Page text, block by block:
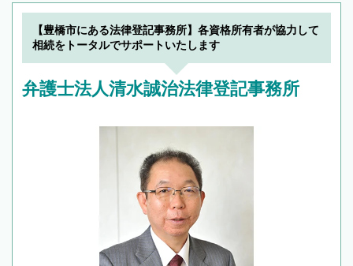
【豊橋市にある法律登記事務所】各資格所有者が協力して
相続をトータルでサポートいたします
弁護士法人清水誠治法律登記事務所